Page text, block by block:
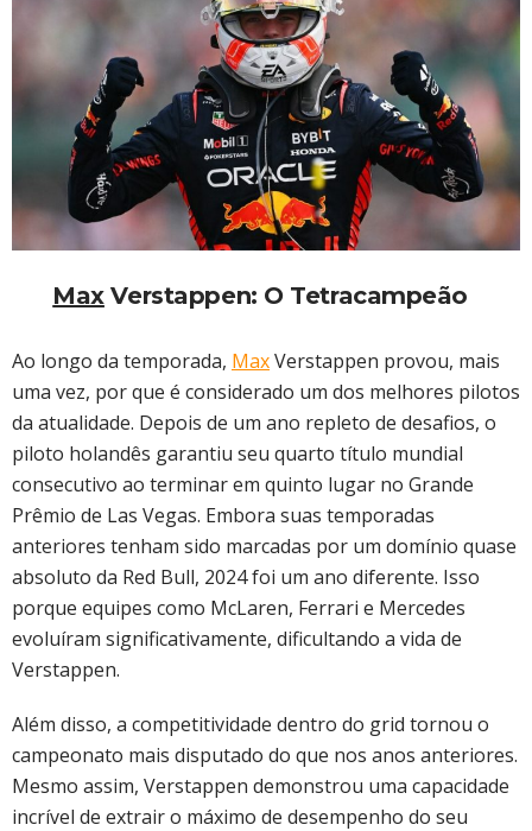
MaxVerstappen: O Tetracampeão
Ao longo da temporada, MaxVerstappen provou, mais
uma vez, por que é considerado um dos melhores pilotos
da atualidade. Depois de um ano repleto de desafios, o
piloto holandês garantiu seu quarto título mundial
consecutivo ao terminar em quinto lugar no Grande
Prêmio de Las Vegas. Embora suas temporadas
anteriores tenham sido marcadas por um domínio quase
absoluto da Red Bull, 2024 foi um ano diferente. Isso
porque equipes como McLaren, Ferrari e Mercedes
evoluíram significativamente, dificultando a vida de
Verstappen.
Além disso, a competitividade dentro do grid tornou o
campeonato mais disputado do que nos anos anteriores.
Mesmo assim, Verstappen demonstrou uma capacidade
incrível de extrair o máximo de desempenho do seu